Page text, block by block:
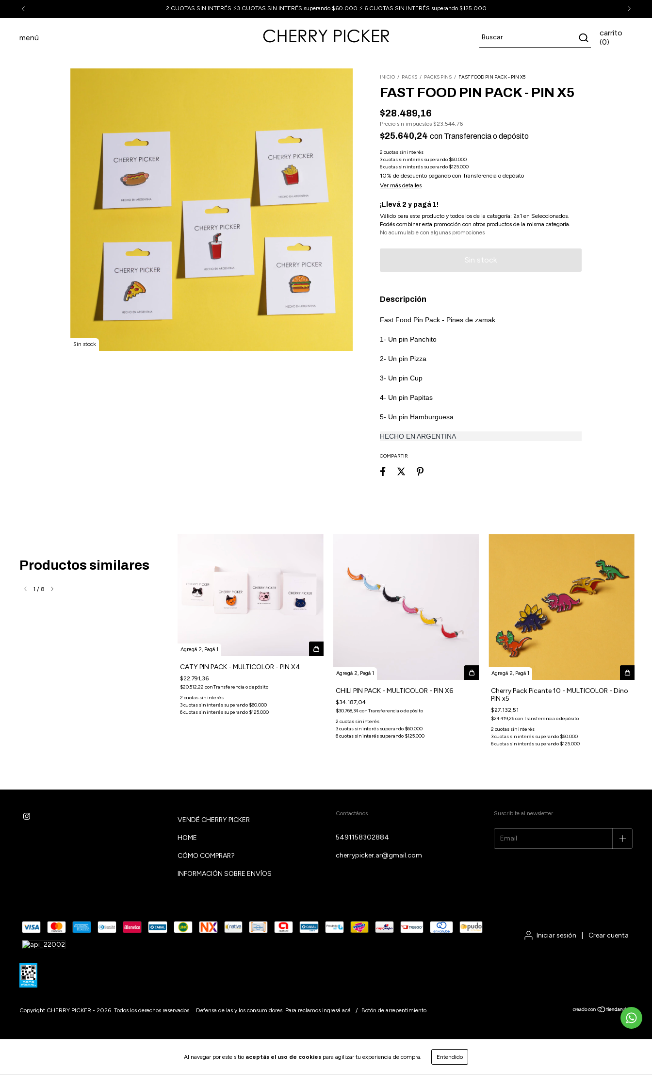
2 CUOTAS SIN INTERÉS ⚡3 CUOTAS SIN INTERÉS superando $60.000 ⚡ 6 CUOTAS SIN INTERÉS superando $125.000
menú carrito
(0)
Al navegar por este sitio aceptás el uso de cookies para agilizar tu experiencia de compra. Entendido
Sin stock
INICIO / PACKS / PACKS PINS / FAST FOOD PIN PACK - PIN X5
FAST FOOD PIN PACK - PIN X5
$28.489,16
Precio sin impuestos $23.544,76
$25.640,24con Transferencia o depósito
10% de descuento pagando con Transferencia o depósito
Ver más detalles
¡Llevá 2 y pagá 1!
Válido para este producto y todos los de la categoría: 2x1 en Seleccionados.
Podés combinar esta promoción con otros productos de la misma categoría.
No acumulable con algunas promociones
Descripción
Fast Food Pin Pack - Pines de zamak
1- Un pin Panchito
2- Un pin Pizza
3- Un pin Cup
4- Un pin Papitas
5- Un pin Hamburguesa
HECHO EN ARGENTINA
COMPARTIR
Productos similares
1 / 8
Agregá 2, Pagá 1
CATY PIN PACK - MULTICOLOR - PIN X4
$22.791,36
$20.512,22 conTransferencia o depósito
Agregá 2, Pagá 1
CHILI PIN PACK - MULTICOLOR - PIN X6
$34.187,04
$30.768,34conTransferencia o depósito
Agregá 2, Pagá 1
Cherry Pack Picante 10 - MULTICOLOR - Dino
PIN x5
$27.132,51
$24.419,26conTransferencia o depósito
VENDÉ CHERRY PICKER
HOME
CÓMO COMPRAR?
INFORMACIÓN SOBRE ENVÍOS
Contactános
5491158302884
cherrypicker.ar@gmail.com
Suscribite al newsletter
Iniciar sesión Crear cuenta
Copyright CHERRY PICKER - 2026. Todos los derechos reservados. Defensa de las y los consumidores. Para reclamos ingresá acá. / Botón de arrepentimiento